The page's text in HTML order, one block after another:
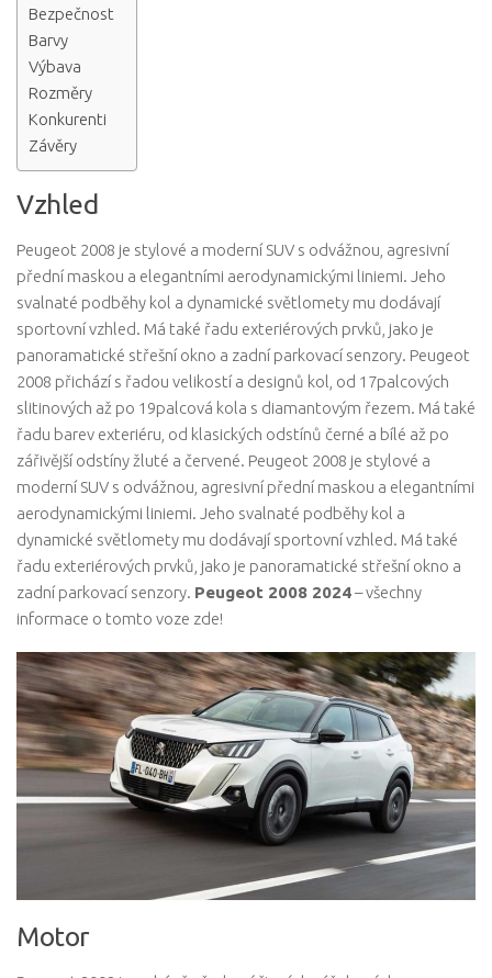
Bezpečnost
Barvy
Výbava
Rozměry
Konkurenti
Závěry
Vzhled
Peugeot 2008 je stylové a moderní SUV s odvážnou, agresivní
přední maskou a elegantními aerodynamickými liniemi. Jeho
svalnaté podběhy kol a dynamické světlomety mu dodávají
sportovní vzhled. Má také řadu exteriérových prvků, jako je
panoramatické střešní okno a zadní parkovací senzory. Peugeot
2008 přichází s řadou velikostí a designů kol, od 17palcových
slitinových až po 19palcová kola s diamantovým řezem. Má také
řadu barev exteriéru, od klasických odstínů černé a bílé až po
zářivější odstíny žluté a červené. Peugeot 2008 je stylové a
moderní SUV s odvážnou, agresivní přední maskou a elegantními
aerodynamickými liniemi. Jeho svalnaté podběhy kol a
dynamické světlomety mu dodávají sportovní vzhled. Má také
řadu exteriérových prvků, jako je panoramatické střešní okno a
zadní parkovací senzory. Peugeot 2008 2024– všechny
informace o tomto voze zde!
Motor